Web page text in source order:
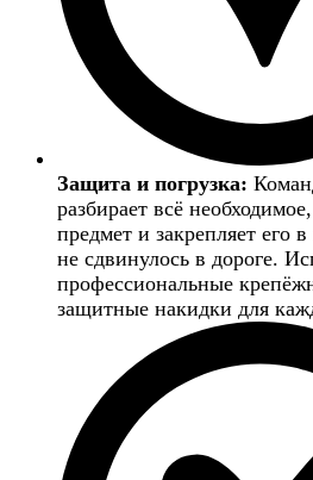
Защита и погрузка:
разбирает всё
предмет и закрепляет его
не сдвинулось в дороге.
профессиональные
защитные накидки для